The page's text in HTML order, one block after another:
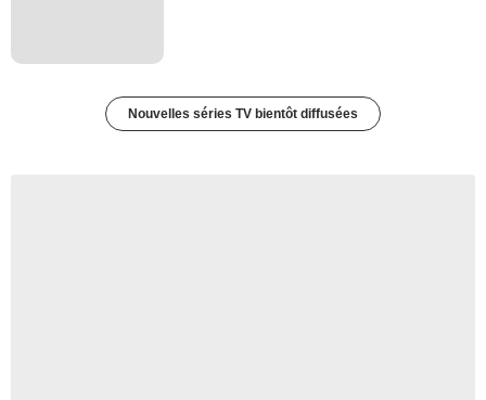
Nouvelles séries TV bientôt diffusées